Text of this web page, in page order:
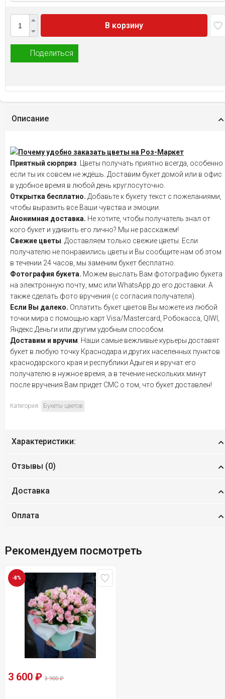
В корзину
Поделиться
Описание
Почему удобно заказать цветы на Роз-Маркет
Приятный сюрприз . Цветы получать приятно всегда, особенно
если ты их совсем не ждёшь. Доставим букет домой или в офис
в удобное время в любой день круглосуточно.
Открытка бесплатно. Добавьте к букету текст с пожеланиями,
чтобы выразить все Ваши чувства и эмоции.
Анонимная доставка. Не хотите, чтобы получатель знал от
кого букет и удивить его лично? Мы не расскажем!
Свежие цветы . Доставляем только свежие цветы. Если
получателю не понравились цветы и Вы сообщите нам об этом
в течении 24 часов, мы заменим букет бесплатно.
Фотография букета. Можем выслать Вам фотографию букета
на электронную почту, ммс или WhatsApp до его доставки. А
также сделать фото вручения (с согласия получателя).
Если Вы далеко. Оплатить букет цветов Вы можете из любой
точки мира с помощью карт Visa/Mastercard, Робокасса, QIWI,
Яндекс.Деньги или другим удобным способом.
Доставим и вручим . Наши самые вежливые курьеры доставят
букет в любую точку Краснодара и других населенных пунктов
краснодарского края и республики Адыгея и вручат его
получателю в нужное время, а в течение нескольких минут
после вручения Вам придет СМС о том, что букет доставлен!
Категория: Букеты цветов
Характеристики:
Отзывы (0)
Доставка
Оплата
Рекомендуем посмотреть
-8%
3 600 ₽ 3 900₽